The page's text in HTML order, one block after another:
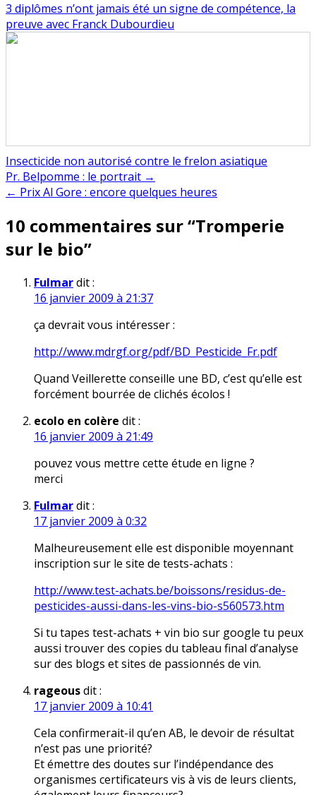
3 diplômes n’ont jamais été un signe de compétence, la
preuve avec Franck Dubourdieu
Insecticide non autorisé contre le frelon asiatique
Navigation
de
l’article
Pr. Belpomme : le portrait →
← Prix Al Gore : encore quelques heures
10 commentaires sur “Tromperie
sur le bio”
Fulmardit :
16 janvier 2009 à 21:37
ça devrait vous intéresser :
http://www.mdrgf.org/pdf/BD_Pesticide_Fr.pdf
Quand Veillerette conseille une BD, c’est qu’elle est
forcément bourrée de clichés écolos !
ecolo en colère dit :
16 janvier 2009 à 21:49
pouvez vous mettre cette étude en ligne ?
merci
Fulmardit :
17 janvier 2009 à 0:32
Malheureusement elle est disponible moyennant
inscription sur le site de tests-achats :
http://www.test-achats.be/boissons/residus-de-
pesticides-aussi-dans-les-vins-bio-s560573.htm
Si tu tapes test-achats + vin bio sur google tu peux
aussi trouver des copies du tableau final d’analyse
sur des blogs et sites de passionnés de vin.
rageousdit :
17 janvier 2009 à 10:41
Cela confirmerait-il qu’en AB, le devoir de résultat
n’est pas une priorité?
Et émettre des doutes sur l’indépendance des
organismes certificateurs vis à vis de leurs clients,